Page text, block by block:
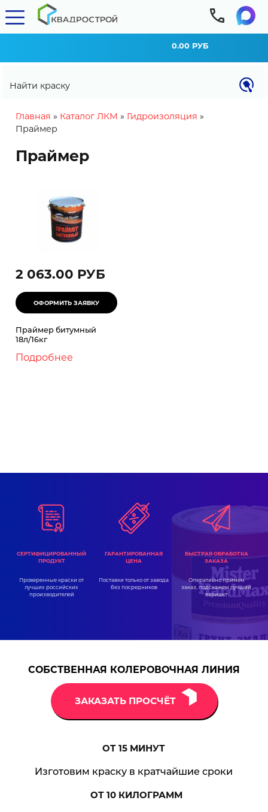
Найти краску
0.00 РУБ
You are here
Главная » Каталог ЛКМ » Гидроизоляция »
Праймер
Праймер
2 063.00 РУБ
Праймер битумный
18л/16кг
Подробнее
СЕРТИФИЦИРОВАННЫЙ
ПРОДУКТ
Проверенные краски от
лучших российских
производителей
ГАРАНТИРОВАННАЯ
ЦЕНА
Поставки только от завода
без посредников
БЫСТРАЯ ОБРАБОТКА
ЗАКАЗА
Оперативно примем
заказ, подскажем лучший
вариант
СОБСТВЕННАЯ КОЛЕРОВОЧНАЯ ЛИНИЯ
ЗАКАЗАТЬ ПРОСЧЁТ
ОТ 15 МИНУТ
Изготовим краску в кратчайшие сроки
ОТ 10КИЛОГРАММ